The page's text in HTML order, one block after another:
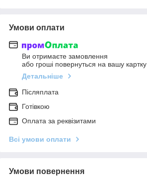
Умови оплати
Ви отримаєте замовлення
або гроші повернуться на вашу картку
Детальніше
Післяплата
Готівкою
Оплата за реквізитами
Всі умови оплати
Умови повернення